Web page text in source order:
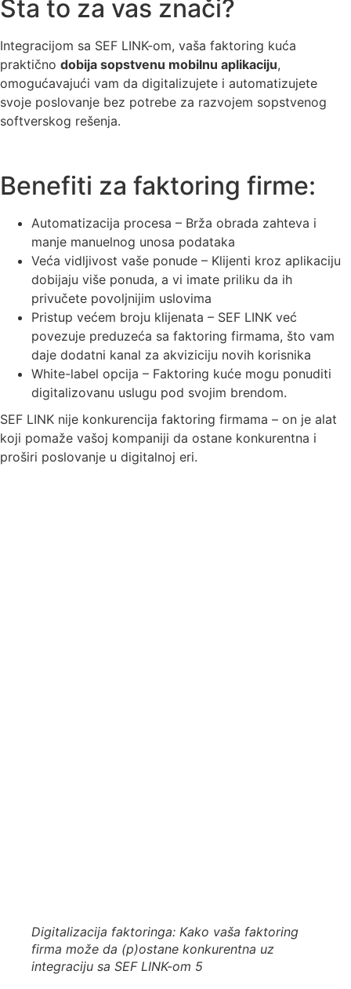
Šta to za vas znači?
Integracijom sa SEF LINK-om, vaša faktoring kuća
praktično dobija sopstvenu mobilnu aplikaciju,
omogućavajući vam da digitalizujete i automatizujete
svoje poslovanje bez potrebe za razvojem sopstvenog
softverskog rešenja.
Benefiti za faktoring firme:
Automatizacija procesa – Brža obrada zahteva i
manje manuelnog unosa podataka
Veća vidljivost vaše ponude – Klijenti kroz aplikaciju
dobijaju više ponuda, a vi imate priliku da ih
privučete povoljnijim uslovima
Pristup većem broju klijenata – SEF LINK već
povezuje preduzeća sa faktoring firmama, što vam
daje dodatni kanal za akviziciju novih korisnika
White-label opcija – Faktoring kuće mogu ponuditi
digitalizovanu uslugu pod svojim brendom.
SEF LINK nije konkurencija faktoring firmama – on je alat
koji pomaže vašoj kompaniji da ostane konkurentna i
proširi poslovanje u digitalnoj eri.
Digitalizacija faktoringa: Kako vaša faktoring
firma može da (p)ostane konkurentna uz
integraciju sa SEF LINK-om 5